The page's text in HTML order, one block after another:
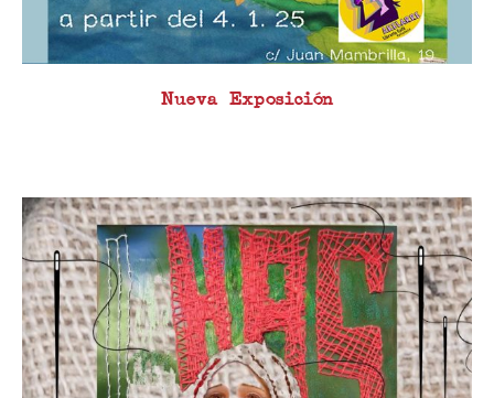
Nueva Exposición